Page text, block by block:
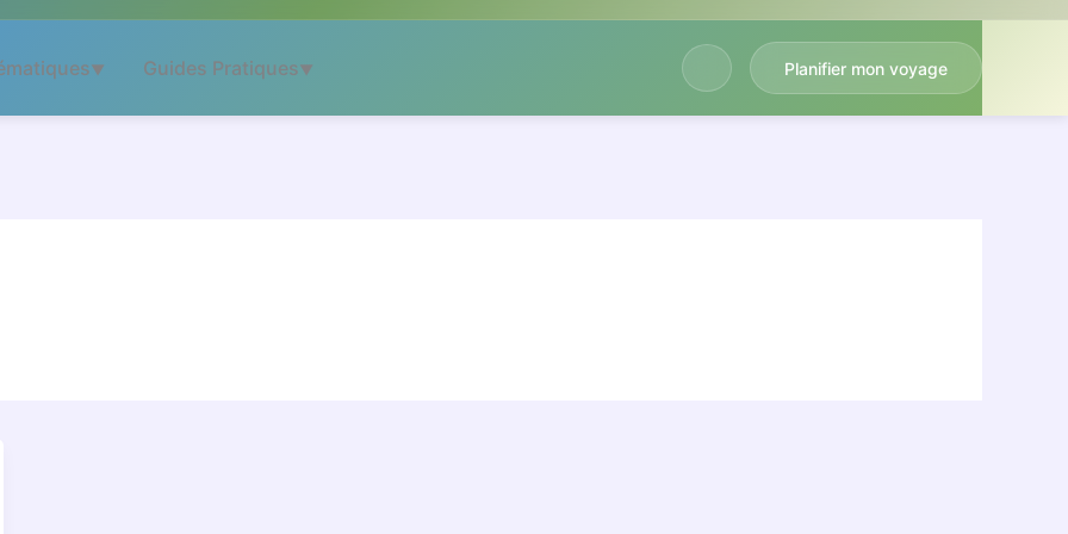
▼ Guides Pratiques ▼ Planifier mon voyage